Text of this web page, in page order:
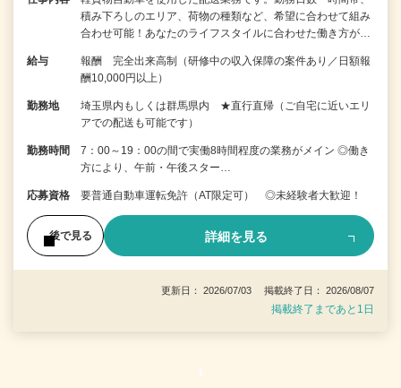
積み下ろしのエリア、荷物の種類など、希望に合わせて組み
合わせ可能！あなたのライフスタイルに合わせた働き方が…
給与
報酬 完全出来高制（研修中の収入保障の案件あり／日額報
酬10,000円以上）
勤務地
埼玉県内もしくは群馬県内 ★直行直帰（ご自宅に近いエリ
アでの配送も可能です）
勤務時間
7：00～19：00の間で実働8時間程度の業務がメイン ◎働き
方により、午前・午後スター…
応募資格 要普通自動車運転免許（AT限定可） ◎未経験者大歓迎！
後で見る 詳細を見る
更新日： 2026/07/03 掲載終了日： 2026/08/07
掲載終了まであと1日
1